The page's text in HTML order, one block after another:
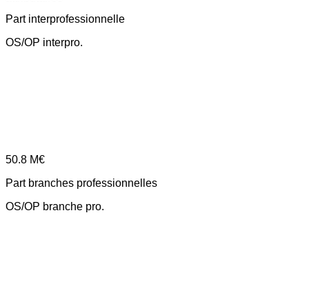
Part interprofessionnelle
OS/OP interpro.
50.8 M€
Part branches professionnelles
OS/OP branche pro.